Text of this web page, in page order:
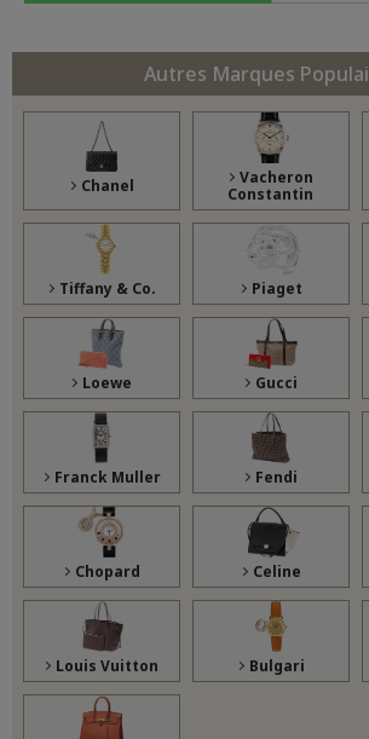
Autres Marques
Chanel
Vacheron
Constantin
Tiffany & Co. Piaget
Loewe Gucci
Franck Muller Fendi
Chopard Celine
Louis Vuitton Bulgari